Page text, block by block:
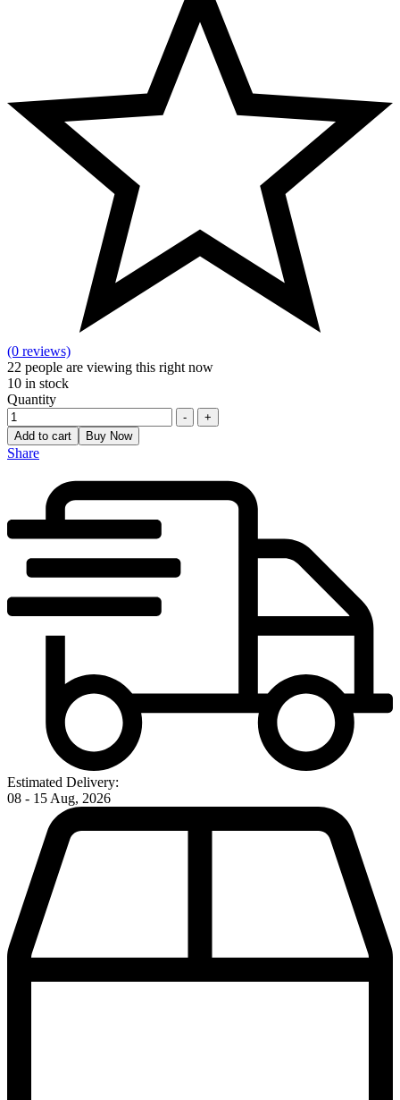
(0 reviews)
22 people are viewing this right now
10 in stock
Quantity
-
+
Add to cart
Buy Now
Share
Estimated Delivery:
08 - 15 Aug, 2026